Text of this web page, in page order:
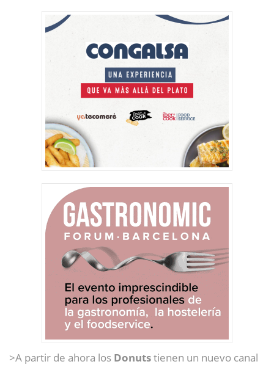
>A partir de ahora los Donutstienen un nuevo canal